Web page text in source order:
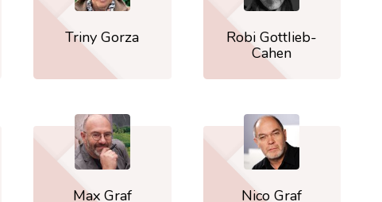
Triny Gorza
Robi Gottlieb-
Cahen
Max Graf Nico Graf